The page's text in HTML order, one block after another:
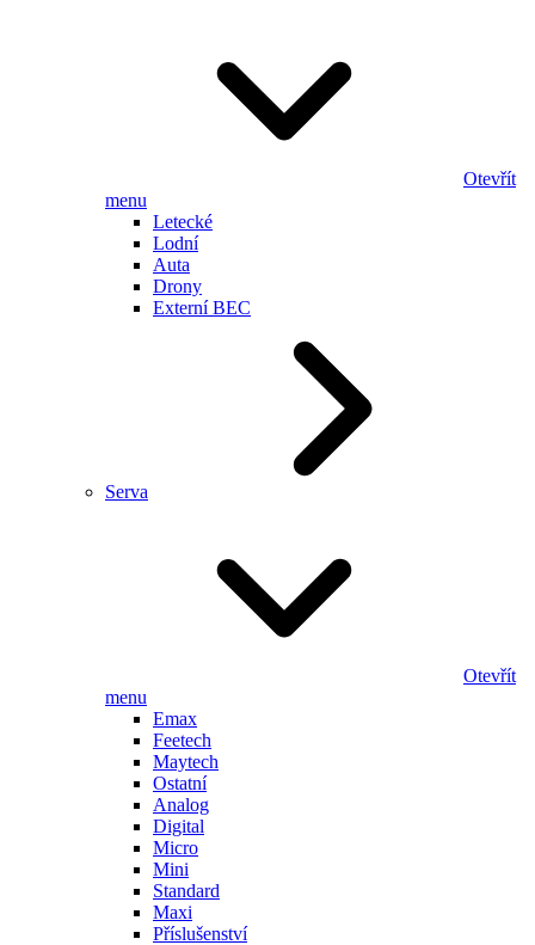
Otevřít
menu
Letecké
Lodní
Auta
Drony
Externí BEC
Serva
Otevřít
menu
Emax
Feetech
Maytech
Ostatní
Analog
Digital
Micro
Mini
Standard
Maxi
Příslušenství